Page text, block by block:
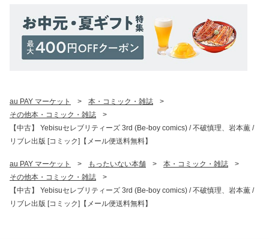
au PAY マーケット > 本・コミック・雑誌
>
その他本・コミック・雑誌
>
【中古】 Yebisuセレブリティーズ 3rd (Be-boy comics) / 不破慎理、岩本薫 /
リブレ出版 [コミック]【メール便送料無料】
au PAY マーケット > もったいない本舗 > 本・コミック・雑誌
>
その他本・コミック・雑誌
>
【中古】 Yebisuセレブリティーズ 3rd (Be-boy comics) / 不破慎理、岩本薫 /
リブレ出版 [コミック]【メール便送料無料】